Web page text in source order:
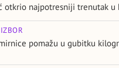
otkrio najpotresniji trenutak u
pomažu u gubitku